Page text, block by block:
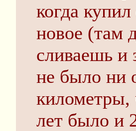
когда
новое (там
сливаешь и
не было ни
километры,
лет было и